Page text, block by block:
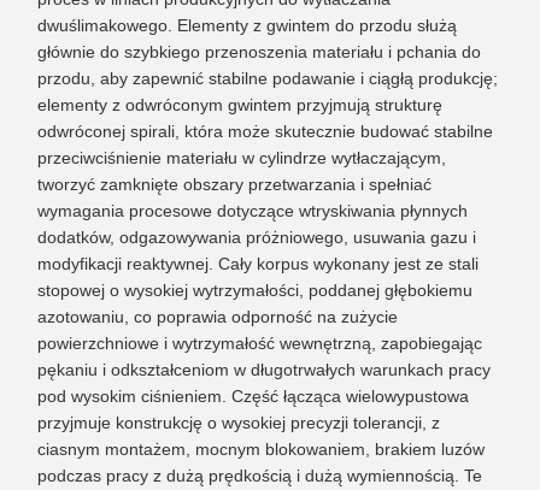
dwuślimakowego. Elementy z gwintem do przodu służą
głównie do szybkiego przenoszenia materiału i pchania do
przodu, aby zapewnić stabilne podawanie i ciągłą produkcję;
elementy z odwróconym gwintem przyjmują strukturę
odwróconej spirali, która może skutecznie budować stabilne
przeciwciśnienie materiału w cylindrze wytłaczającym,
tworzyć zamknięte obszary przetwarzania i spełniać
wymagania procesowe dotyczące wtryskiwania płynnych
dodatków, odgazowywania próżniowego, usuwania gazu i
modyfikacji reaktywnej. Cały korpus wykonany jest ze stali
stopowej o wysokiej wytrzymałości, poddanej głębokiemu
azotowaniu, co poprawia odporność na zużycie
powierzchniowe i wytrzymałość wewnętrzną, zapobiegając
pękaniu i odkształceniom w długotrwałych warunkach pracy
pod wysokim ciśnieniem. Część łącząca wielowypustowa
przyjmuje konstrukcję o wysokiej precyzji tolerancji, z
ciasnym montażem, mocnym blokowaniem, brakiem luzów
podczas pracy z dużą prędkością i dużą wymiennością. Te